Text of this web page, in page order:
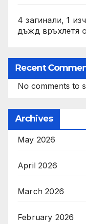
4 загинали, 1
дъжд връхлетя
Recent
No comments to
Archives
May 2026
April 2026
March 2026
February 2026